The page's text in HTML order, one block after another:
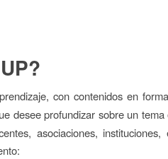
UP?
con contenidos en
desee profundizar sobre un
asociaciones, instituciones,